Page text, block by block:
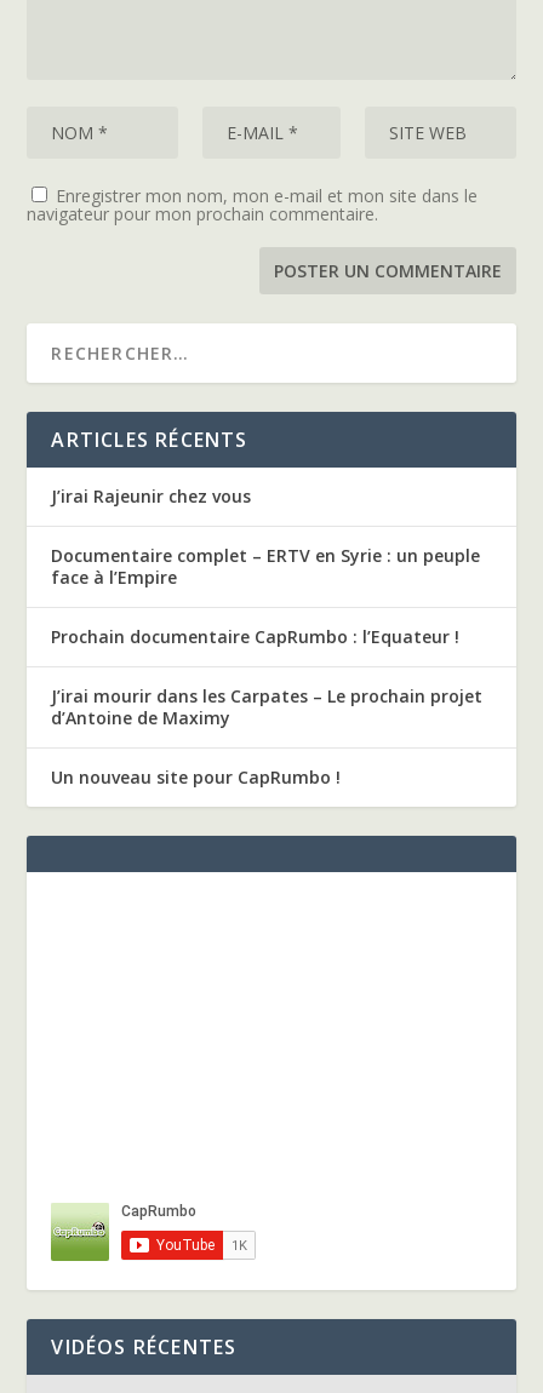
Enregistrer mon nom, mon e-mail et mon site dans le
navigateur pour mon prochain commentaire.
ARTICLES RÉCENTS
J’irai Rajeunir chez vous
Documentaire complet – ERTV en Syrie : un peuple
face à l’Empire
Prochain documentaire CapRumbo : l’Equateur !
J’irai mourir dans les Carpates – Le prochain projet
d’Antoine de Maximy
Un nouveau site pour CapRumbo !
VIDÉOS RÉCENTES